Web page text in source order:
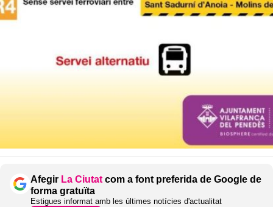
Afegir La Ciutat com a font preferida de Google de
forma gratuïta
Estigues informat amb les últimes notícies d'actualitat